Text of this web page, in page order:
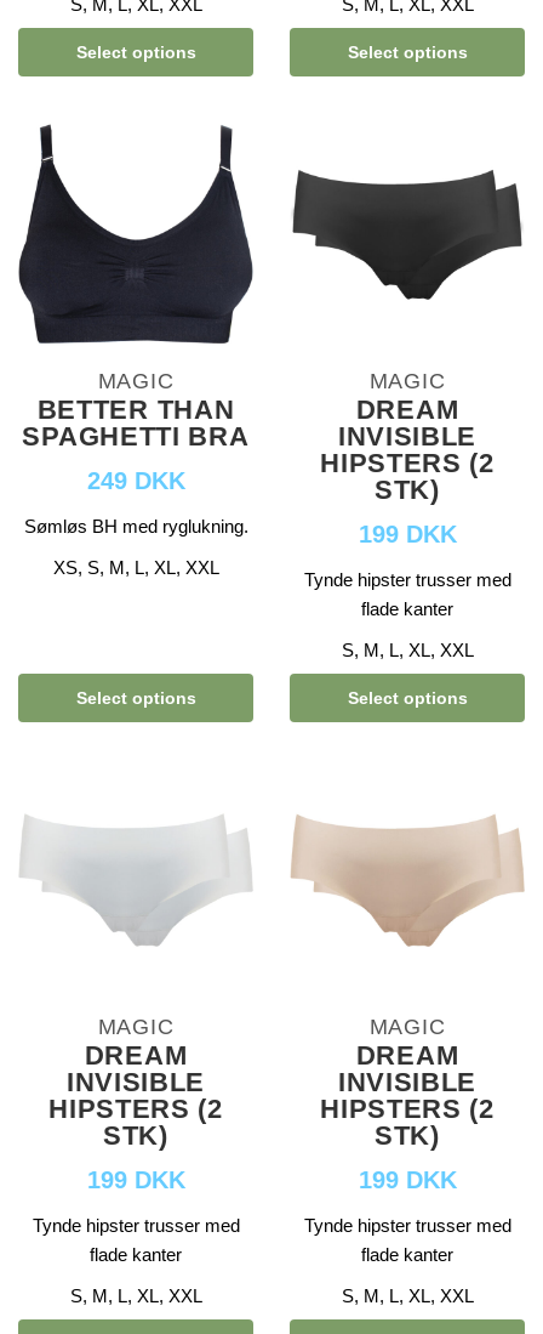
S, M, L, XL, XXL
Select options
S, M, L, XL, XXL
Select options
MAGIC
BETTER THAN
SPAGHETTI BRA
249 DKK
Sømløs BH med ryglukning.
XS, S, M, L, XL, XXL
Select options
MAGIC
DREAM
INVISIBLE
HIPSTERS (2
STK)
199 DKK
Tynde hipster trusser med
flade kanter
S, M, L, XL, XXL
Select options
MAGIC
DREAM
INVISIBLE
HIPSTERS (2
STK)
199 DKK
Tynde hipster trusser med
flade kanter
S, M, L, XL, XXL
MAGIC
DREAM
INVISIBLE
HIPSTERS (2
STK)
199 DKK
Tynde hipster trusser med
flade kanter
S, M, L, XL, XXL